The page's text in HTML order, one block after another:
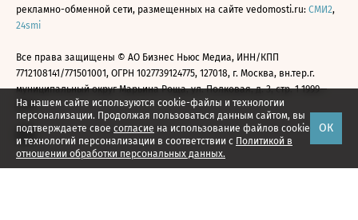
На нашем сайте используются cookie-файлы и технологии
персонализации. Продолжая пользоваться данным сайтом, вы
подтверждаете свое согласие на использование файлов cookie
и технологий персонализации в соответствии с Политикой в
отношении обработки персональных данных.
ОК
рекламно-обменной сети, размещенных на сайте vedomosti.ru: СМИ2,
24smi
Все права защищены © АО Бизнес Ньюс Медиа, ИНН/КПП
7712108141/771501001, ОГРН 1027739124775, 127018, г. Москва, вн.тер.г.
муниципальный округ Марьина Роща, ул. Полковая, д. 3, стр. 1 1999—
2026